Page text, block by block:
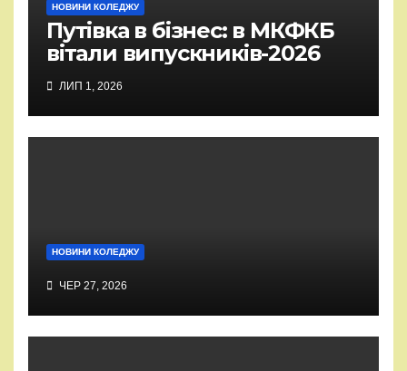
НОВИНИ КОЛЕДЖУ
Путівка в бізнес: в МКФКБ
вітали випускників-2026
ЛИП 1, 2026
НОВИНИ КОЛЕДЖУ
ЧЕР 27, 2026